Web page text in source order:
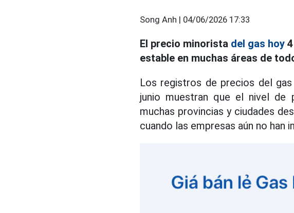
Song Anh | 04/06/2026 17:33
El precio minorista del gas hoy
estable en muchas áreas de
Los registros de precios del
junio muestran que el nivel de
muchas provincias y ciudades
cuando las empresas aún no han